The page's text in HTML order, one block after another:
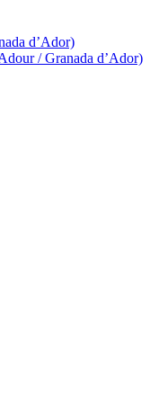
d’Ador)
/ Granada d’Ador)